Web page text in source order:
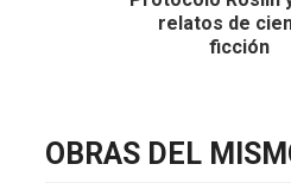
relatos de
ficción
OBRAS DEL